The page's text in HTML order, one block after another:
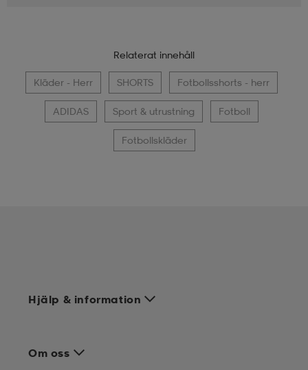
Relaterat innehåll
Kläder - Herr SHORTS Fotbollsshorts - herr
ADIDAS Sport & utrustning Fotboll
Fotbollskläder
Hjälp & information
Om oss